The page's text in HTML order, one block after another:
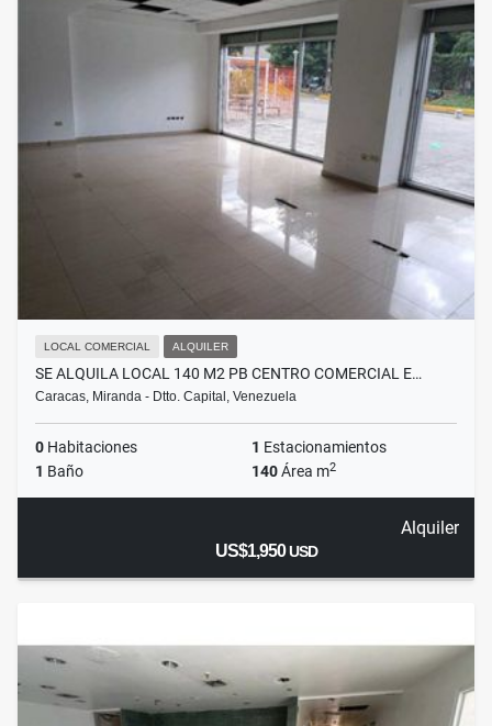
LOCAL COMERCIAL ALQUILER
SE ALQUILA LOCAL 140 M2 PB CENTRO COMERCIAL E…
Caracas, Miranda - Dtto. Capital, Venezuela
0 Habitaciones 1 Estacionamientos
1 Baño 140Área m2
Alquiler
US$1,950USD